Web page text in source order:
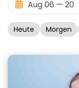
Heute Morgen